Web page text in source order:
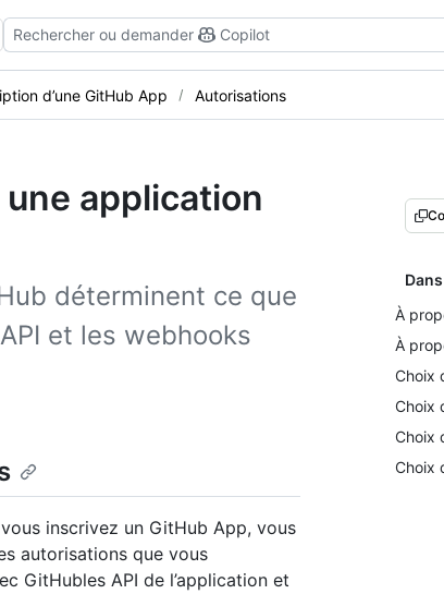
Rechercher ou demander Copilot
d’une GitHub App Autorisations
application
déterminent ce que
et les webhooks
À
À
Choix
Choix
Choix
Choix
inscrivez un GitHub App, vous
autorisations que vous
GitHubles API de l’application et